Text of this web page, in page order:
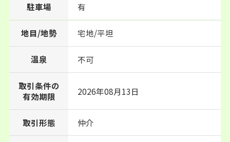
駐車場 有
地目/地勢 宅地/平坦
温泉 不可
取引条件の
有効期限
2026年08月13日
取引形態 仲介